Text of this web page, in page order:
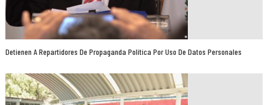
Detienen A Repartidores De Propaganda Política Por Uso De Datos Personales